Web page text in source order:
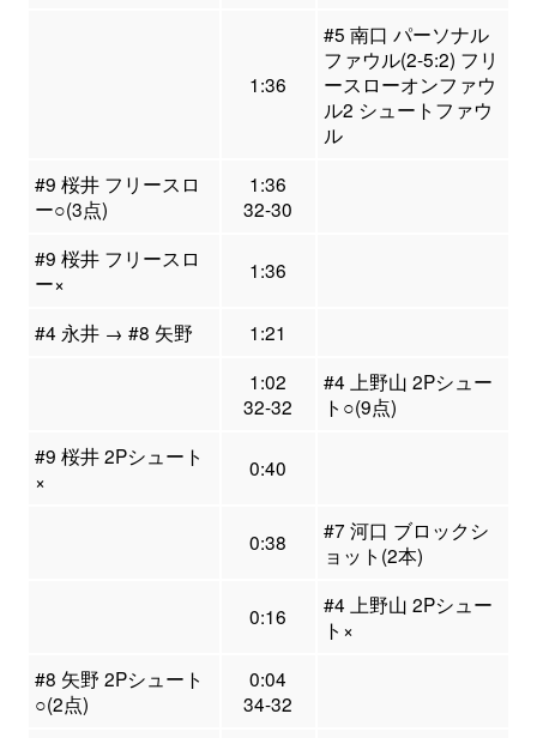
1:36
#5 南口 パーソナル
ファウル(2-5:2) フリ
ースローオンファウ
ル2 シュートファウ
ル
#9 桜井 フリースロ
ー○(3点)
1:36
32-30
#9 桜井 フリースロ
ー×
1:36
#4 永井 → #8 矢野
1:21
1:02
32-32
#4 上野山 2Pシュー
ト○(9点)
#9 桜井 2Pシュート
×
0:40
0:38
#7 河口 ブロックシ
ョット(2本)
0:16
#4 上野山 2Pシュー
ト×
#8 矢野 2Pシュート
○(2点)
0:04
34-32